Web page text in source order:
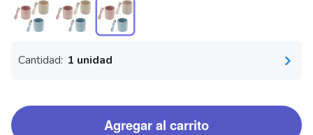
Cantidad: 1 unidad
Agregar al carrito